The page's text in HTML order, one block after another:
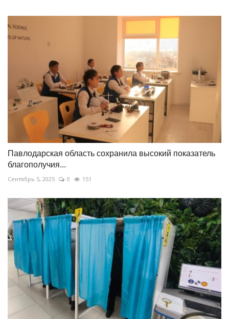
Павлодарская область сохранила высокий показатель
благополучия...
Сентябрь 5, 2025 0 151